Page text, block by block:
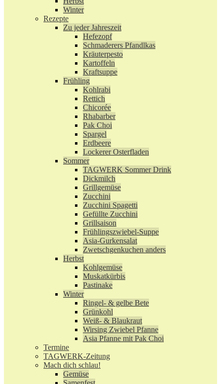
Winter
Rezepte
Zu jeder Jahreszeit
Hefezopf
Schmaderers Pfandlkas
Kräuterpesto
Kartoffeln
Kraftsuppe
Frühling
Kohlrabi
Rettich
Chicorée
Rhabarber
Pak Choi
Spargel
Erdbeere
Lockerer Osterfladen
Sommer
TAGWERK Sommer Drink
Dickmilch
Grillgemüse
Zucchini
Zucchini Spagetti
Gefüllte Zucchini
Grillsaison
Frühlingszwiebel-Suppe
Asia-Gurkensalat
Zwetschgenkuchen anders
Herbst
Kohlgemüse
Muskatkürbis
Pastinake
Winter
Ringel- & gelbe Bete
Grünkohl
Weiß- & Blaukraut
Wirsing Zwiebel Pfanne
Asia Pfanne mit Pak Choi
Termine
TAGWERK-Zeitung
Mach dich schlau!
Gemüse